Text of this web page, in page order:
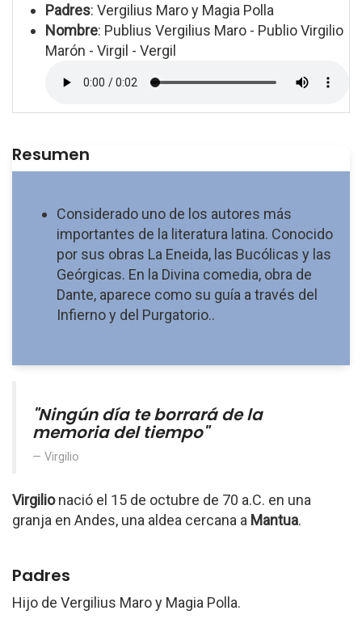
Padres: Vergilius Maro y Magia Polla
Nombre: Publius Vergilius Maro - Publio Virgilio
Marón - Virgil - Vergil
Resumen
Considerado uno de los autores más
importantes de la literatura latina. Conocido
por sus obras La Eneida, las Bucólicas y las
Geórgicas. En la Divina comedia, obra de
Dante, aparece como su guía a través del
Infierno y del Purgatorio..
"Ningún día te borrará de la
memoria del tiempo"
Virgilio
Virgilionació el 15 de octubre de 70 a.C. en una
granja en Andes, una aldea cercana a Mantua.
Padres
Hijo de Vergilius Maro y Magia Polla.